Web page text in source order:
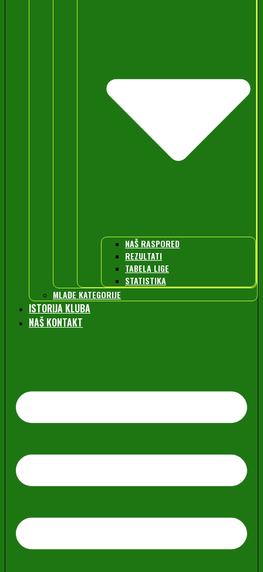
NAŠ RASPORED
REZULTATI
TABELA LIGE
STATISTIKA
MLAĐE KATEGORIJE
ISTORIJA KLUBA
NAŠ KONTAKT